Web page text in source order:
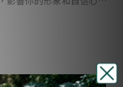
適的問題。以下是一些
1.舒緩頭皮乾癢：秋冬季